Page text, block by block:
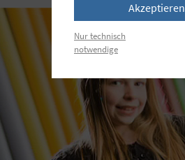
Akzeptieren
Nur technisch
notwendige